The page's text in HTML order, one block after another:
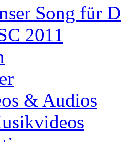
Song für
2011
& Audios